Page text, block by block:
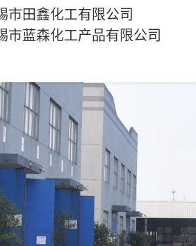
市田鑫化工有限公司
市蓝森化工产品有限公司